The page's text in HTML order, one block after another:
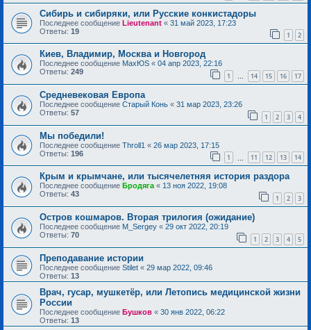
Сибирь и сибиряки, или Русские конкистадоры
Последнее сообщение Lieutenant « 31 май 2023, 17:23
Ответы: 19 1 2
Киев, Владимир, Москва и Новгород
Последнее сообщение MaxЮS « 04 апр 2023, 22:16
Ответы: 249 1 … 14 15 16 17
Средневековая Европа
Последнее сообщение Старый Конь « 31 мар 2023, 23:26
Ответы: 57 1 2 3 4
Мы победили!
Последнее сообщение Throll1 « 26 мар 2023, 17:15
Ответы: 196 1 11 12 13 14
Крым и крымчане, или тысячелетняя история раздора
Последнее сообщение Бродяга « 13 ноя 2022, 19:08
Ответы: 43 1 2 3
Остров кошмаров. Вторая трилогия (ожидание)
Последнее сообщение M_Sergey « 29 окт 2022, 20:19
Ответы: 70 1 2 3 4 5
Преподавание истории
Последнее сообщение Stilet « 29 мар 2022, 09:46
Ответы: 13
Врач, гусар, мушкетёр, или Летопись медицинской жизни
России
Последнее сообщение Бушков « 30 янв 2022, 06:22
Ответы: 13